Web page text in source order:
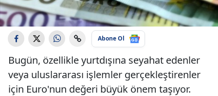
Abone Ol
Bugün, özellikle yurtdışına seyahat edenler
veya uluslararası işlemler gerçekleştirenler
için Euro'nun değeri büyük önem taşıyor.